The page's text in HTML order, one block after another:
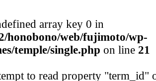
array key 0 in
honobono/web/fujimoto/wp-
temple/single.php on line 21
to read property "term_id"